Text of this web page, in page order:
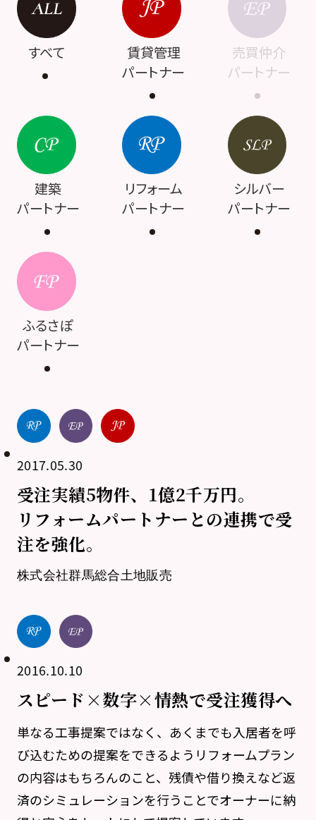
すべて
賃貸管理
パートナー
売買仲介
パートナー
建築
パートナー
リフォーム
パートナー
シルバー
パートナー
ふるさぽ
パートナー
2017.05.30
受注実績5物件、1億2千万円。
リフォームパートナーとの連携で受
注を強化。
株式会社群馬総合土地販売
2016.10.10
スピード×数字×情熱で受注獲得へ
単なる工事提案ではなく、あくまでも入居者を呼
び込むための提案をできるようリフォームプラン
の内容はもちろんのこと、残債や借り換えなど返
済のシミュレーションを行うことでオーナーに納